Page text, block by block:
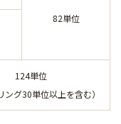
82単位
124単位
ング30単位以上を含む）